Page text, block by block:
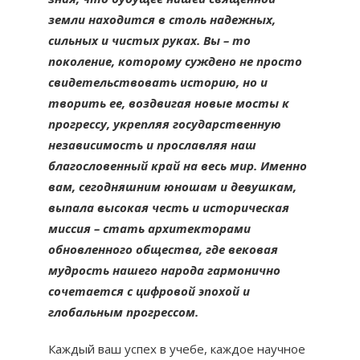
земли находится в столь надежных,
сильных и чистых руках. Вы – то
поколение, которому суждено не просто
свидетельствовать историю, но и
творить ее, воздвигая новые мосты к
прогрессу, укрепляя государственную
независимость и прославляя наш
благословенный край на весь мир. Именно
вам, сегодняшним юношам и девушкам,
выпала высокая честь и историческая
миссия – стать архитекторами
обновленного общества, где вековая
мудрость нашего народа гармонично
сочетается с цифровой эпохой и
глобальным прогрессом.
Каждый ваш успех в учебе, каждое научное